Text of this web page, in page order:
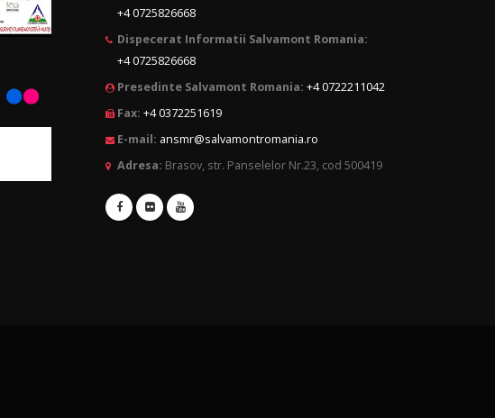
+4 0725826668
Dispecerat Informatii Salvamont Romania:
+4 0725826668
Presedinte Salvamont Romania: +4 0722211042
Fax: +4 0372251619
E-mail: ansmr@salvamontromania.ro
Adresa: Brasov, str. Panselelor Nr.23, cod 500419